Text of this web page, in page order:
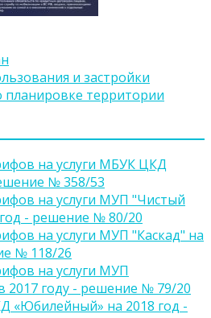
и застройки
территории
на услуги МБУК ЦКД
№ 358/53
на услуги МУП "Чистый
- решение № 80/20
на услуги МУП "Каскад" на
№ 118/26
на услуги МУП
2017 году - решение № 79/20
«Юбилейный» на 2018 год -